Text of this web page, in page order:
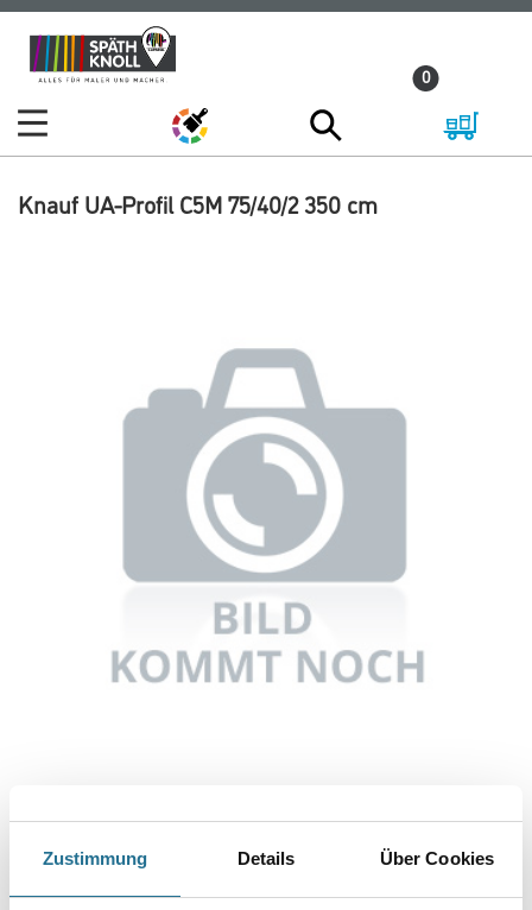
Zustimmung Details Über Cookies
Zum
Inhalt
Zum
Navigationsmenü
0
Knauf UA-Profil C5M 75/40/2 350 cm
Bitte einloggen, um Preise zu sehen